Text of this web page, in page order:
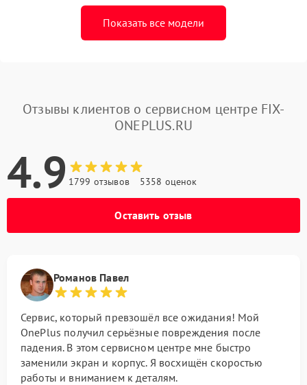
Показать все модели
Отзывы клиентов о сервисном центре FIX-
ONEPLUS.RU
4.9 1799 отзывов 5358 оценок
Оставить отзыв
Романов Павел
Сервис, который превзошёл все ожидания! Мой
OnePlus получил серьёзные повреждения после
падения. В этом сервисном центре мне быстро
заменили экран и корпус. Я восхищён скоростью
работы и вниманием к деталям.